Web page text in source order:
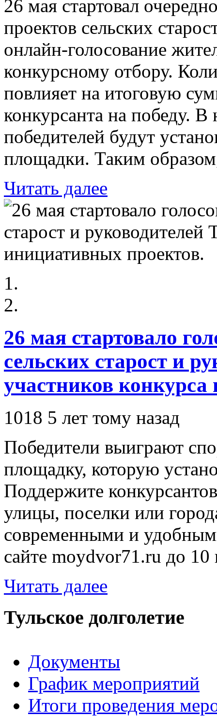
26 мая стартовал
проектов сельских
онлайн-голосование
конкурсному отбору.
повлияет на итоговую
конкурсанта на победу.
победителей будут
площадки. Таким
Читать далее
26 мая стартовало
сельских старост и
участников
1018 5 лет тому назад
Победители выиграют
площадку, которую
Поддержите
улицы, поселки или
современными и
сайте moydvor71.ru до
Читать далее
Тульское долголетие
Документы
График мероприятий
Итоги проведения